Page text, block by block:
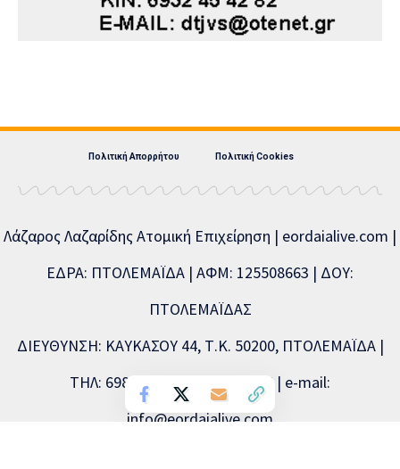
Πολιτική Απορρήτου Πολιτική Cookies
Λάζαρος Λαζαρίδης Ατομική Επιχείρηση | eordaialive.com |
ΕΔΡΑ: ΠΤΟΛΕΜΑΪΔΑ | ΑΦΜ: 125508663 | ΔΟΥ:
ΠΤΟΛΕΜΑΪΔΑΣ
ΔΙΕΥΘΥΝΣΗ: ΚΑΥΚΑΣΟΥ 44, Τ.Κ. 50200, ΠΤΟΛΕΜΑΪΔΑ |
ΤΗΛ: 6981893715, 2463504856 | e-mail:
info@eordaialive.com